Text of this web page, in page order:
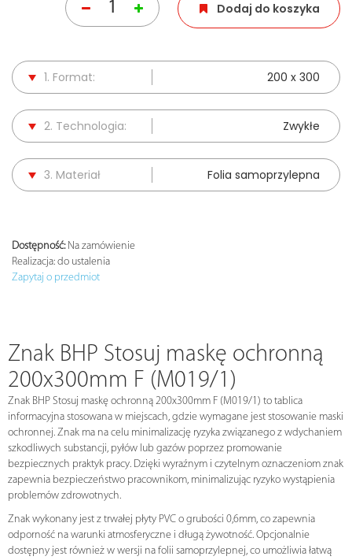
Dodaj do koszyka
1. Format: 200 x 300
2. Technologia: Zwykłe
3. Materiał Folia samoprzylepna
Dostępność:Na zamówienie
Realizacja: do ustalenia
Zapytaj o przedmiot
Znak BHP Stosuj maskę ochronną
200x300mm F (M019/1)
Znak BHP Stosuj maskę ochronną 200x300mm F (M019/1) to tablica
informacyjna stosowana w miejscach, gdzie wymagane jest stosowanie maski
ochronnej. Znak ma na celu minimalizację ryzyka związanego z wdychaniem
szkodliwych substancji, pyłów lub gazów poprzez promowanie
bezpiecznych praktyk pracy. Dzięki wyraźnym i czytelnym oznaczeniom znak
zapewnia bezpieczeństwo pracownikom, minimalizując ryzyko wystąpienia
problemów zdrowotnych.
Znak wykonany jest z trwałej płyty PVC o grubości 0,6mm, co zapewnia
odporność na warunki atmosferyczne i długą żywotność. Opcjonalnie
dostępny jest również w wersji na folii samoprzylepnej, co umożliwia łatwą